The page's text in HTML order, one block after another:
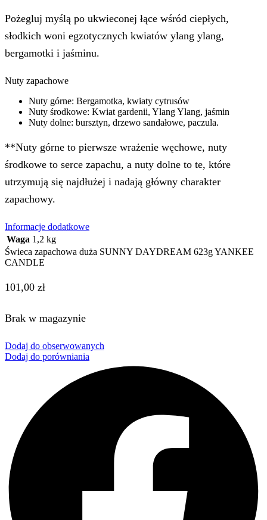
Pożegluj myślą po ukwieconej łące wśród ciepłych,
słodkich woni egzotycznych kwiatów ylang ylang,
bergamotki i jaśminu.
Nuty zapachowe
Nuty górne: Bergamotka, kwiaty cytrusów
Nuty środkowe: Kwiat gardenii, Ylang Ylang, jaśmin
Nuty dolne: bursztyn, drzewo sandałowe, paczula.
**Nuty górne to pierwsze wrażenie węchowe, nuty
środkowe to serce zapachu, a nuty dolne to te, które
utrzymują się najdłużej i nadają główny charakter
zapachowy.
Informacje dodatkowe
Waga 1,2 kg
Świeca zapachowa duża SUNNY DAYDREAM 623g YANKEE
CANDLE
101,00 zł
Brak w magazynie
Dodaj do obserwowanych
Dodaj do porówniania